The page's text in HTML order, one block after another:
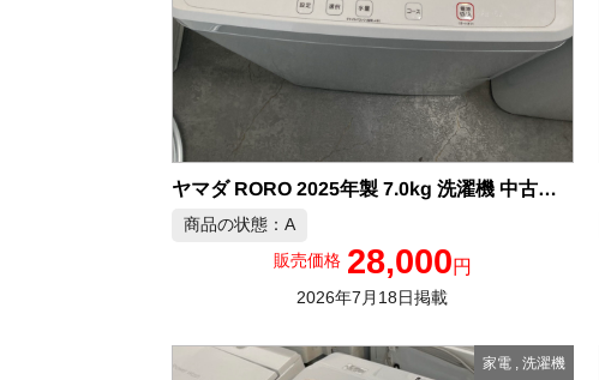
ヤマダ RORO 2025年製 7.0kg 洗濯機 中古品販売
商品の状態：A
販売価格 28,000円
2026年7月18日掲載
家電, 洗濯機